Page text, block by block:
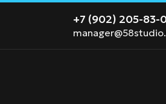
+7 (902) 205-83-